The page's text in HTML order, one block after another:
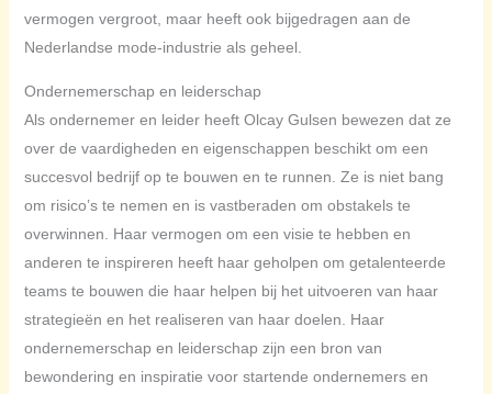
vermogen vergroot, maar heeft ook bijgedragen aan de
Nederlandse mode-industrie als geheel.
Ondernemerschap en leiderschap
Als ondernemer en leider heeft Olcay Gulsen bewezen dat ze
over de vaardigheden en eigenschappen beschikt om een
succesvol bedrijf op te bouwen en te runnen. Ze is niet bang
om risico’s te nemen en is vastberaden om obstakels te
overwinnen. Haar vermogen om een visie te hebben en
anderen te inspireren heeft haar geholpen om getalenteerde
teams te bouwen die haar helpen bij het uitvoeren van haar
strategieën en het realiseren van haar doelen. Haar
ondernemerschap en leiderschap zijn een bron van
bewondering en inspiratie voor startende ondernemers en